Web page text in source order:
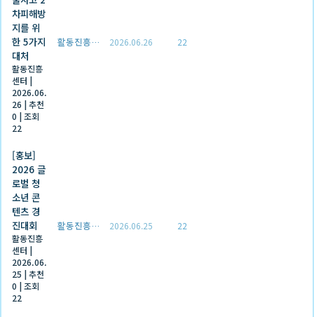
차피해방
지를 위
한 5가지
대처
활동진흥
센터 |
2026.06.
26 |추천
0 |조회
22
활동진흥센터 2026.06.26 22
[홍보]
2026 글
로벌 청
소년 콘
텐츠 경
진대회
활동진흥
센터 |
2026.06.
25 |추천
0 |조회
22
활동진흥센터 2026.06.25 22